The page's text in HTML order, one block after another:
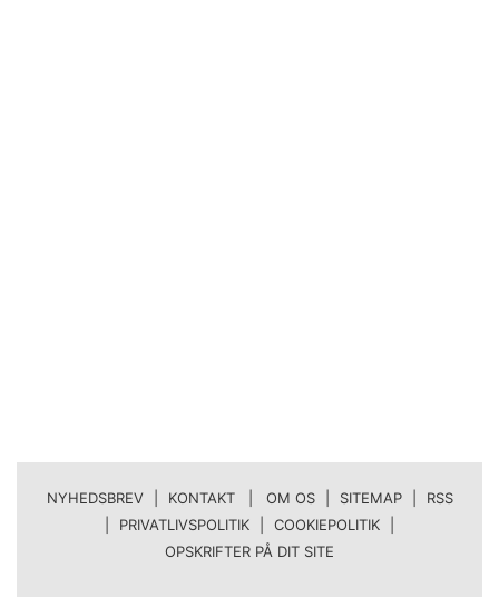
NYHEDSBREV KONTAKT | OM OS SITEMAP
RSS
PRIVATLIVSPOLITIK COOKIEPOLITIK
OPSKRIFTER PÅ DIT SITE